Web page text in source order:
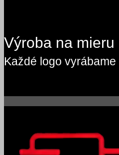
Výroba na mieru
Každé logo